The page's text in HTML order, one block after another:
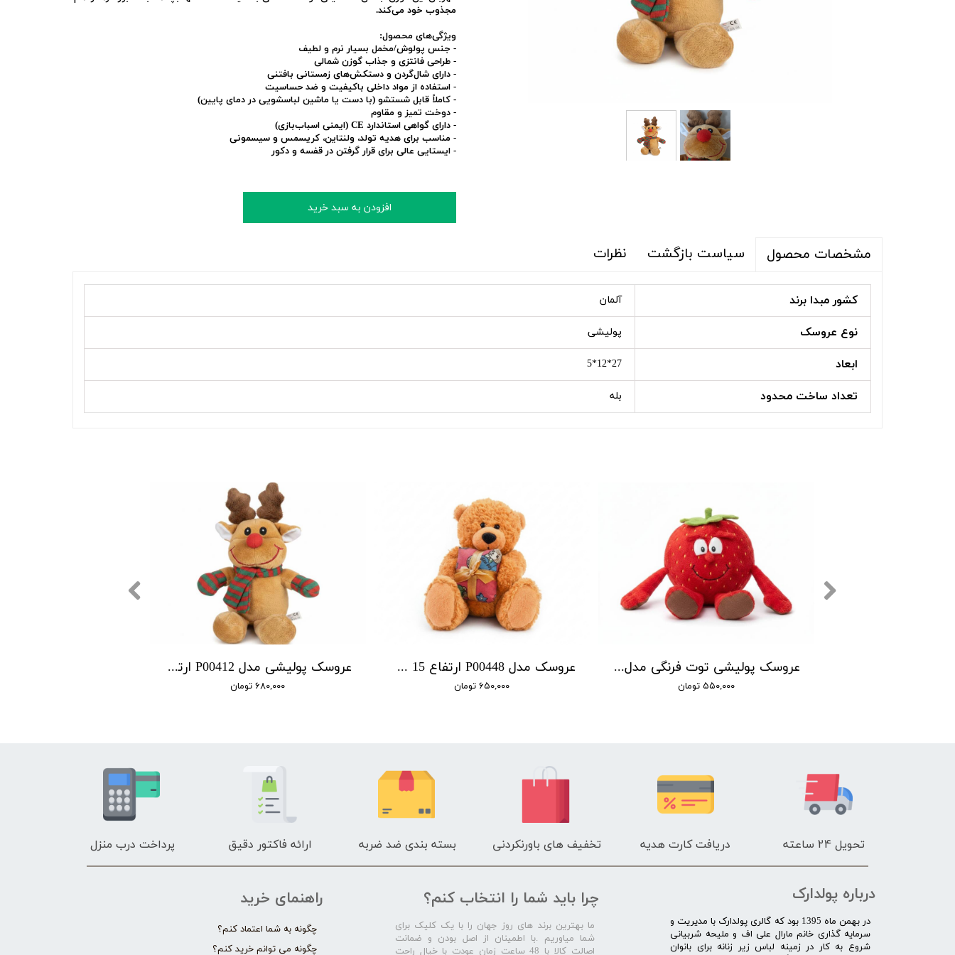
مجذوب خود می‌کند.
ویژگی‌های محصول:
- جنس پولوش/مخمل بسیار نرم و لطیف
- طراحی فانتزی و جذاب گوزن شمالی
- دارای شال‌گردن و دستکش‌های زمستانی بافتنی
- استفاده از مواد داخلی باکیفیت و ضد حساسیت
- کاملاً قابل شستشو (با دست یا ماشین لباسشویی در دمای پایین)
- دوخت تمیز و مقاوم
- دارای گواهی استاندارد CE (ایمنی اسباب‌بازی)
- مناسب برای هدیه تولد، ولنتاین، کریسمس و سیسمونی
- ایستایی عالی برای قرار گرفتن در قفسه و دکور
افزودن به سبد خرید
مشخصات محصول سیاست بازگشت نظرات
کشور مبدا برند آلمان
نوع عروسک پولیشی
ابعاد 27*12*5
تعداد ساخت محدود بله
عروسک پولیشی مدل P00412 ارتفاع 27 سانتی‌متر
۶۸۰,۰۰۰ تومان
عروسک مدل P00448 ارتفاع 15 سانتی‌متر
۶۵۰,۰۰۰ تومان
عروسک پولیشی توت فرنگی مدل P00388 ارتفاع 25 سانتی‌متر
۵۵۰,۰۰۰ تومان
تحویل 24 ساعته دریافت کارت هدیه تخفیف های باورنکردنی بسته بندی ضد ضربه ارائه فاکتور دقیق پرداخت درب منزل
درباره پولدارک
در بهمن ماه 1395 بود که گالری پولدارک با مدیریت و
سرمایه گذاری خانم مارال علی اف و ملیحه شربیانی
شروع به کار در زمینه لباس زیر زنانه برای بانوان
راهنمای خرید
چگونه به شما اعتماد کنم؟
چگونه می توانم خرید کنم؟
چرا باید شما را انتخاب کنم؟
ما بهترین برند های روز جهان را با یک کلیک برای
شما میاوریم .با اطمینان از اصل بودن و ضمانت
اصالت کالا با 48 ساعت زمان عودت با خیال راحت